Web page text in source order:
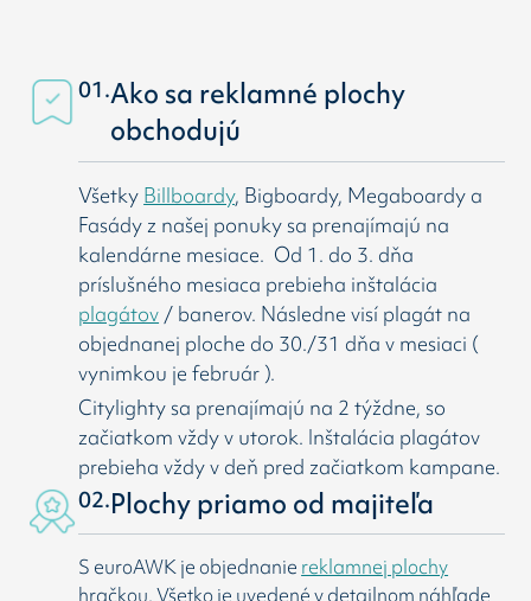
01.Ako sa reklamné plochy
obchodujú
Všetky Billboardy, Bigboardy, Megaboardy a
Fasády z našej ponuky sa prenajímajú na
kalendárne mesiace. Od 1. do 3. dňa
príslušného mesiaca prebieha inštalácia
plagátov / banerov. Následne visí plagát na
objednanej ploche do 30./31 dňa v mesiaci (
vynimkou je február ).
Citylighty sa prenajímajú na 2 týždne, so
začiatkom vždy v utorok. Inštalácia plagátov
prebieha vždy v deň pred začiatkom kampane.
02.Plochy priamo od majiteľa
S euroAWK je objednanie reklamnej plochy
hračkou. Všetko je uvedené v detailnom náhľade